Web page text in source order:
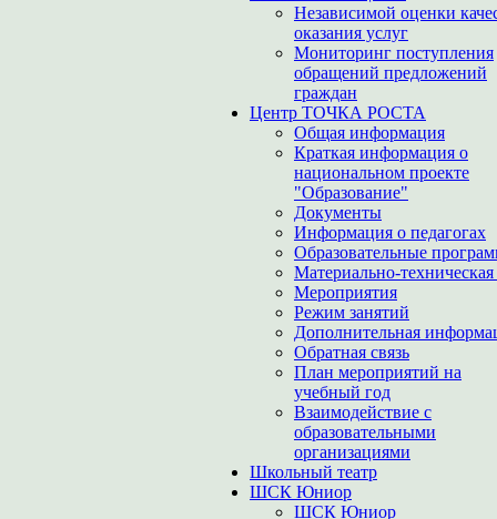
Независимой оценки
оказания услуг
Мониторинг поступления
обращений предложений
граждан
Центр ТОЧКА РОСТА
Общая информация
Краткая информация о
национальном проекте
"Образование"
Документы
Информация о педагогах
Образовательные
Материально-техническая
Мероприятия
Режим занятий
Дополнительная
Обратная связь
План мероприятий на
учебный год
Взаимодействие с
образовательными
организациями
Школьный театр
ШСК Юниор
ШСК Юниор